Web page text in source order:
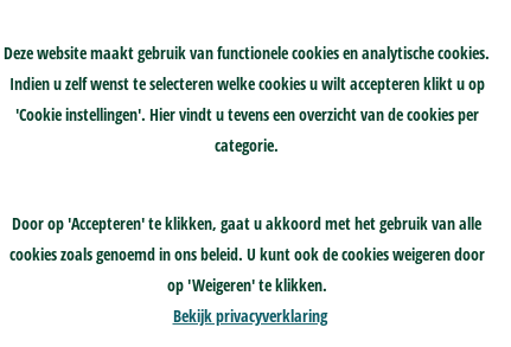
afhandelen. Het aansluittarief voor de geschilleninstantie
sprake is van meer dan twee geschillen,
een extra bijdrage in rekening brengen.
Deze website maakt gebruik van functionele cookies en analytische cookies.
Indien u zelf wenst te selecteren welke cookies u wilt accepteren klikt u op
'Cookie instellingen'. Hier vindt u tevens een overzicht van de cookies per
categorie.
Door op 'Accepteren' te klikken, gaat u akkoord met het gebruik van alle
cookies zoals genoemd in ons beleid. U kunt ook de cookies weigeren door
op 'Weigeren' te klikken.
Bekijk privacyverklaring